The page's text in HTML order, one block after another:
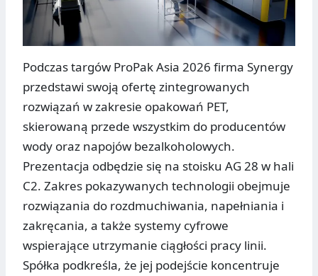
Podczas targów ProPak Asia 2026 firma Synergy
przedstawi swoją ofertę zintegrowanych
rozwiązań w zakresie opakowań PET,
skierowaną przede wszystkim do producentów
wody oraz napojów bezalkoholowych.
Prezentacja odbędzie się na stoisku AG 28 w hali
C2. Zakres pokazywanych technologii obejmuje
rozwiązania do rozdmuchiwania, napełniania i
zakręcania, a także systemy cyfrowe
wspierające utrzymanie ciągłości pracy linii.
Spółka podkreśla, że jej podejście koncentruje